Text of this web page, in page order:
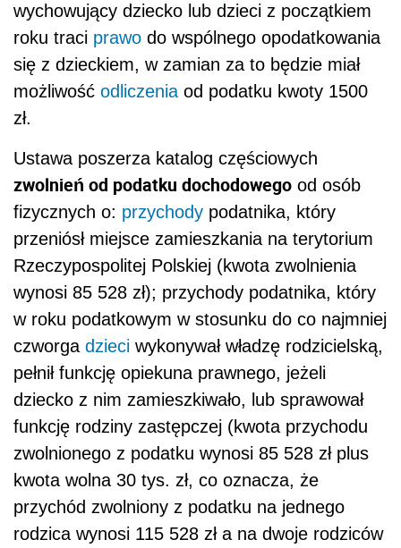
wychowujący dziecko lub dzieci z początkiem
roku traci prawo do wspólnego opodatkowania
się z dzieckiem, w zamian za to będzie miał
możliwość odliczeniaod podatku kwoty 1500
zł.
Ustawa poszerza katalog częściowych
zwolnień od podatku dochodowego od osób
fizycznych o: przychody podatnika, który
przeniósł miejsce zamieszkania na terytorium
Rzeczypospolitej Polskiej (kwota zwolnienia
wynosi 85 528 zł); przychody podatnika, który
w roku podatkowym w stosunku do co najmniej
czworga dzieci wykonywał władzę rodzicielską,
pełnił funkcję opiekuna prawnego, jeżeli
dziecko z nim zamieszkiwało, lub sprawował
funkcję rodziny zastępczej (kwota przychodu
zwolnionego z podatku wynosi 85 528 zł plus
kwota wolna 30 tys. zł, co oznacza, że
przychód zwolniony z podatku na jednego
rodzica wynosi 115 528 zł a na dwoje rodziców